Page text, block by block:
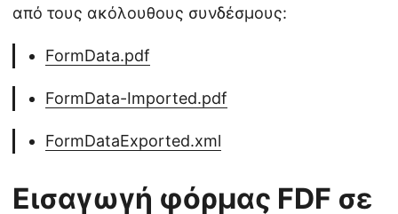
από τους ακόλουθους συνδέσμους:
FormData.pdf
FormData-Imported.pdf
FormDataExported.xml
Εισαγωγή φόρμας FDF σε